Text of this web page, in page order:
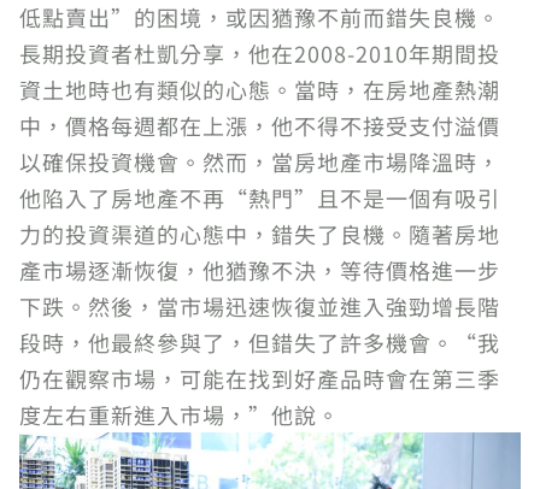
低點賣出”的困境，或因猶豫不前而錯失良機。
長期投資者杜凱分享，他在2008-2010年期間投
資土地時也有類似的心態。當時，在房地產熱潮
中，價格每週都在上漲，他不得不接受支付溢價
以確保投資機會。然而，當房地產市場降溫時，
他陷入了房地產不再“熱門”且不是一個有吸引
力的投資渠道的心態中，錯失了良機。隨著房地
產市場逐漸恢復，他猶豫不決，等待價格進一步
下跌。然後，當市場迅速恢復並進入強勁增長階
段時，他最終參與了，但錯失了許多機會。“我
仍在觀察市場，可能在找到好產品時會在第三季
度左右重新進入市場，”他說。